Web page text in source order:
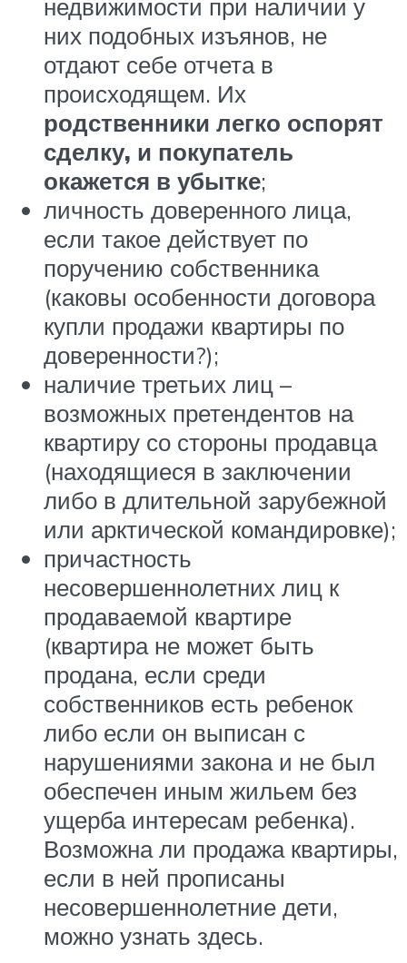
недвижимости при наличии у
них подобных изъянов, не
отдают себе отчета в
происходящем. Их
родственники легко оспорят
сделку, и покупатель
окажется в убытке;
личность доверенного лица,
если такое действует по
поручению собственника
(каковы особенности договора
купли продажи квартиры по
доверенности?);
наличие третьих лиц –
возможных претендентов на
квартиру со стороны продавца
(находящиеся в заключении
либо в длительной зарубежной
или арктической командировке);
причастность
несовершеннолетних лиц к
продаваемой квартире
(квартира не может быть
продана, если среди
собственников есть ребенок
либо если он выписан с
нарушениями закона и не был
обеспечен иным жильем без
ущерба интересам ребенка).
Возможна ли продажа квартиры,
если в ней прописаны
несовершеннолетние дети,
можно узнать здесь.